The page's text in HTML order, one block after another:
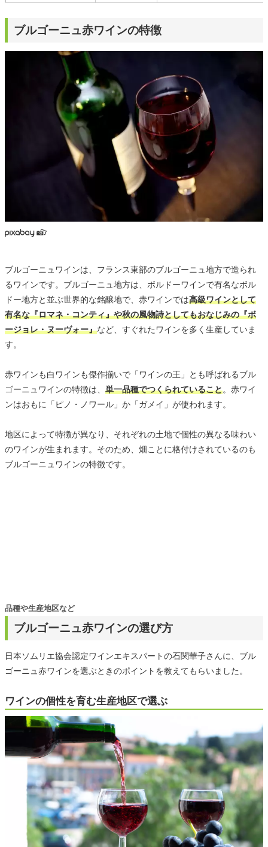
ブルゴーニュ赤ワインの特徴
ブルゴーニュワインは、フランス東部のブルゴーニュ地方で造られ
るワインです。ブルゴーニュ地方は、ボルドーワインで有名なボル
ドー地方と並ぶ世界的な銘醸地で、赤ワインでは高級ワインとして
有名な『ロマネ・コンティ』や秋の風物詩としてもおなじみの『ボ
ージョレ・ヌーヴォー』など、すぐれたワインを多く生産していま
す。
赤ワインも白ワインも傑作揃いで「ワインの王」とも呼ばれるブル
ゴーニュワインの特徴は、 単一品種でつくられていること。赤ワイ
ンはおもに「ピノ・ノワール」か「ガメイ」が使われます。
地区によって特徴が異なり、それぞれの土地で個性の異なる味わい
のワインが生まれます。そのため、畑ことに格付けされているのも
ブルゴーニュワインの特徴です。
ブルゴーニュ赤ワインの選び方
品種や生産地区など
日本ソムリエ協会認定ワインエキスパートの石関華子さんに、ブル
ゴーニュ赤ワインを選ぶときのポイントを教えてもらいました。
ワインの個性を育む生産地区で選ぶ